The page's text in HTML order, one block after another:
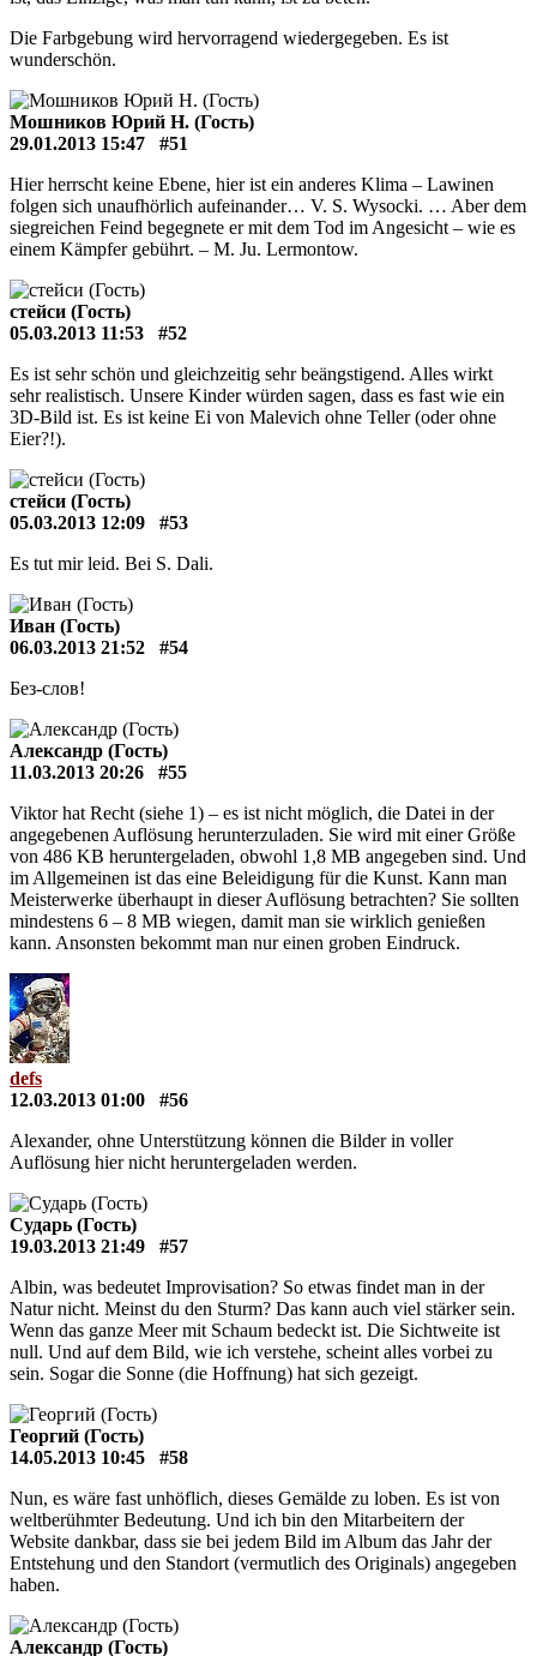
Die Farbgebung wird hervorragend wiedergegeben. Es ist
wunderschön.
Мошников Юрий Н. (Гость)
29.01.2013 15:47
#51
Hier herrscht keine Ebene, hier ist ein anderes Klima – Lawinen
folgen sich unaufhörlich aufeinander… V. S. Wysocki. … Aber dem
siegreichen Feind begegnete er mit dem Tod im Angesicht – wie es
einem Kämpfer gebührt. – M. Ju. Lermontow.
стейси (Гость)
05.03.2013 11:53
#52
Es ist sehr schön und gleichzeitig sehr beängstigend. Alles wirkt
sehr realistisch. Unsere Kinder würden sagen, dass es fast wie ein
3D-Bild ist. Es ist keine Ei von Malevich ohne Teller (oder ohne
Eier?!).
стейси (Гость)
05.03.2013 12:09
#53
Es tut mir leid. Bei S. Dali.
Иван (Гость)
06.03.2013 21:52
#54
Без-слов!
Александр (Гость)
11.03.2013 20:26
#55
Viktor hat Recht (siehe 1) – es ist nicht möglich, die Datei in der
angegebenen Auflösung herunterzuladen. Sie wird mit einer Größe
von 486 KB heruntergeladen, obwohl 1,8 MB angegeben sind. Und
im Allgemeinen ist das eine Beleidigung für die Kunst. Kann man
Meisterwerke überhaupt in dieser Auflösung betrachten? Sie sollten
mindestens 6 – 8 MB wiegen, damit man sie wirklich genießen
kann. Ansonsten bekommt man nur einen groben Eindruck.
defs
12.03.2013 01:00
#56
Alexander, ohne Unterstützung können die Bilder in voller
Auflösung hier nicht heruntergeladen werden.
Сударь (Гость)
19.03.2013 21:49
#57
Albin, was bedeutet Improvisation? So etwas findet man in der
Natur nicht. Meinst du den Sturm? Das kann auch viel stärker sein.
Wenn das ganze Meer mit Schaum bedeckt ist. Die Sichtweite ist
null. Und auf dem Bild, wie ich verstehe, scheint alles vorbei zu
sein. Sogar die Sonne (die Hoffnung) hat sich gezeigt.
Георгий (Гость)
14.05.2013 10:45
#58
Nun, es wäre fast unhöflich, dieses Gemälde zu loben. Es ist von
weltberühmter Bedeutung. Und ich bin den Mitarbeitern der
Website dankbar, dass sie bei jedem Bild im Album das Jahr der
Entstehung und den Standort (vermutlich des Originals) angegeben
haben.
Александр (Гость)